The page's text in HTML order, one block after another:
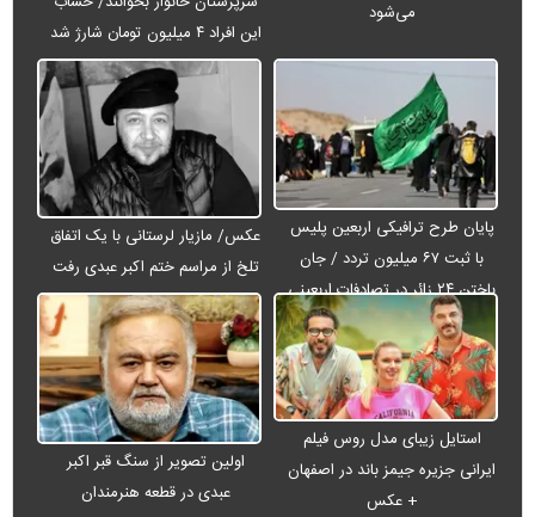
می‌شود
این افراد ۴ میلیون تومان شارژ شد
پایان طرح ترافیکی اربعین پلیس
با ثبت ۶۷ میلیون تردد / جان
باختن ۲۴ زائر در تصادفات اربعینی
عکس/ مازیار لرستانی با یک اتفاق
تلخ از مراسم ختم اکبر عبدی رفت
استایل زیبای مدل روس فیلم
ایرانی جزیره جیمز باند در اصفهان
+ عکس
اولین تصویر از سنگ قبر اکبر
عبدی در قطعه هنرمندان